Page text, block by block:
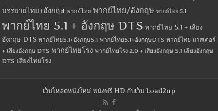
บรรยายไทย+อังกฤษ พากย์ไทย พากย์ไทย/อังกฤษ พากย์ไทย 5.1
พากย์ไทย 5.1 + อังกฤษ DTS พากย์ไทย 5.1 + เสียง
อังกฤษ DTS พากย์ไทย5.1+อังกฤษ5.1 พากย์ไทย5.1+อังกฤษDTS พากย์ไทย มาสเตอร์
+ เสียงอังกฤษ DTS พากย์ไทยโรง พากย์ไทยโรง 2.0 + เสียงอังกฤษ 5.1 เสียงอังกฤษ
DTS เสียงไทยโรง
เว็บโหลดหนังใหม่ หนังฟรี HD กับเว็บ Load2up